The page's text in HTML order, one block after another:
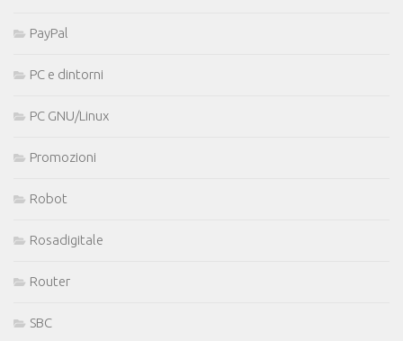
PayPal
PC e dintorni
PC GNU/Linux
Promozioni
Robot
Rosadigitale
Router
SBC